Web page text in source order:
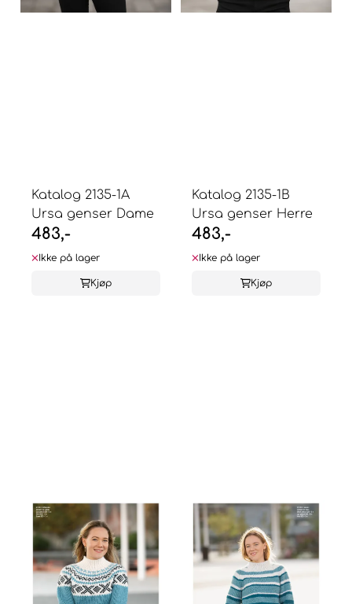
Katalog 2135-1A
Ursa genser Dame
483,-
Ikke på lager
Kjøp
Katalog 2135-1B
Ursa genser Herre
483,-
Ikke på lager
Kjøp